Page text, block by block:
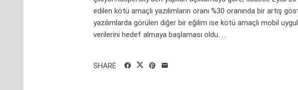
edilen kötü amaçlı yazılımların oranı %30 oranında bir artış
yazılımlarda görülen diğer bir eğilim ise kötü amaçlı mobil
verilerini hedef almaya başlaması oldu. ...
SHARE